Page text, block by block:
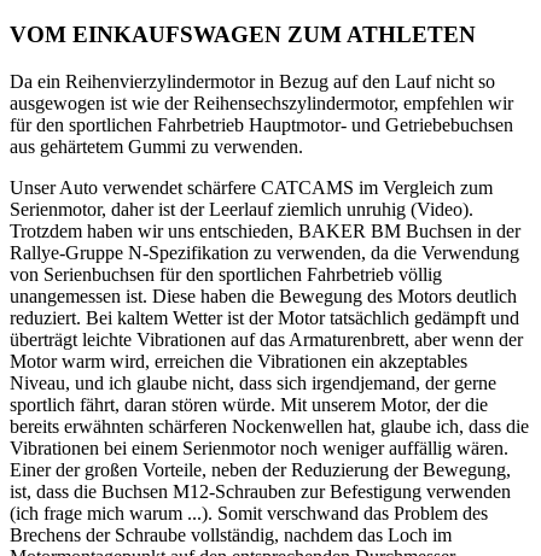
VOM EINKAUFSWAGEN ZUM ATHLETEN
Da ein Reihenvierzylindermotor in Bezug auf den Lauf nicht so
ausgewogen ist wie der Reihensechszylindermotor, empfehlen wir
für den sportlichen Fahrbetrieb Hauptmotor- und Getriebebuchsen
aus gehärtetem Gummi zu verwenden.
Unser Auto verwendet schärfere CATCAMS im Vergleich zum
Serienmotor, daher ist der Leerlauf ziemlich unruhig (Video).
Trotzdem haben wir uns entschieden, BAKER BM Buchsen in der
Rallye-Gruppe N-Spezifikation zu verwenden, da die Verwendung
von Serienbuchsen für den sportlichen Fahrbetrieb völlig
unangemessen ist. Diese haben die Bewegung des Motors deutlich
reduziert. Bei kaltem Wetter ist der Motor tatsächlich gedämpft und
überträgt leichte Vibrationen auf das Armaturenbrett, aber wenn der
Motor warm wird, erreichen die Vibrationen ein akzeptables
Niveau, und ich glaube nicht, dass sich irgendjemand, der gerne
sportlich fährt, daran stören würde. Mit unserem Motor, der die
bereits erwähnten schärferen Nockenwellen hat, glaube ich, dass die
Vibrationen bei einem Serienmotor noch weniger auffällig wären.
Einer der großen Vorteile, neben der Reduzierung der Bewegung,
ist, dass die Buchsen M12-Schrauben zur Befestigung verwenden
(ich frage mich warum ...). Somit verschwand das Problem des
Brechens der Schraube vollständig, nachdem das Loch im